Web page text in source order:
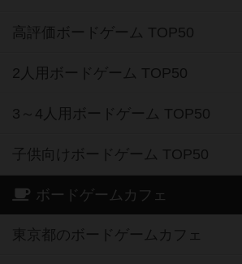
高評価ボードゲーム TOP50
2人用ボードゲーム TOP50
3～4人用ボードゲーム TOP50
子供向けボードゲーム TOP50
ボードゲームカフェ
東京都のボードゲームカフェ